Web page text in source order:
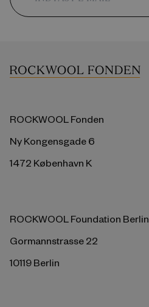
ROCKWOOL Fonden
Ny Kongensgade 6
1472 København K
ROCKWOOL Foundation Berlin
Gormannstrasse 22
10119 Berlin